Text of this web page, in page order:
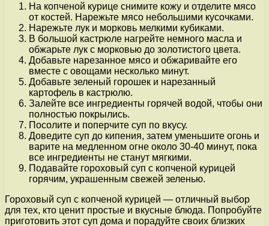
На копченой курице снимите кожу и отделите мясо
от костей. Нарежьте мясо небольшими кусочками.
Нарежьте лук и морковь мелкими кубиками.
В большой кастрюле нагрейте немного масла и
обжарьте лук с морковью до золотистого цвета.
Добавьте нарезанное мясо и обжаривайте его
вместе с овощами несколько минут.
Добавьте зеленый горошек и нарезанный
картофель в кастрюлю.
Залейте все ингредиенты горячей водой, чтобы они
полностью покрылись.
Посолите и поперчите суп по вкусу.
Доведите суп до кипения, затем уменьшите огонь и
варите на медленном огне около 30-40 минут, пока
все ингредиенты не станут мягкими.
Подавайте гороховый суп с копченой курицей
горячим, украшенным свежей зеленью.
Гороховый суп с копченой курицей — отличный выбор
для тех, кто ценит простые и вкусные блюда. Попробуйте
приготовить этот суп дома и порадуйте своих близких